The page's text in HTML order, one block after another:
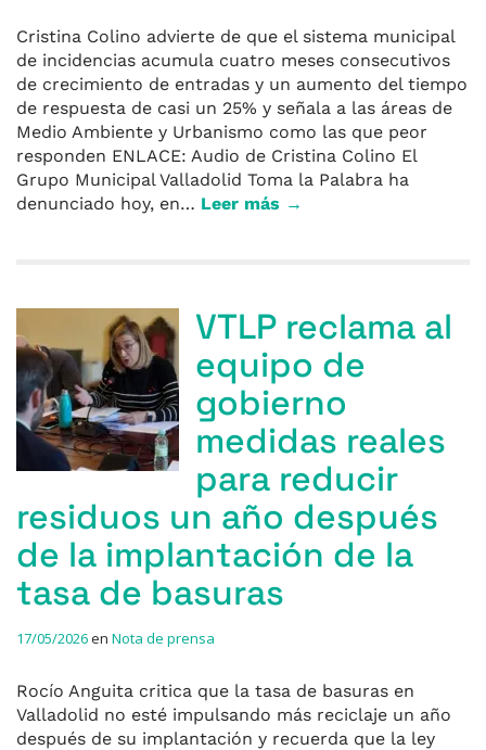
Cristina Colino advierte de que el sistema municipal
de incidencias acumula cuatro meses consecutivos
de crecimiento de entradas y un aumento del tiempo
de respuesta de casi un 25% y señala a las áreas de
Medio Ambiente y Urbanismo como las que peor
responden ENLACE: Audio de Cristina Colino El
Grupo Municipal Valladolid Toma la Palabra ha
denunciado hoy, en… Leer más →
VTLP reclama al
equipo de
gobierno
medidas reales
para reducir
residuos un año después
de la implantación de la
tasa de basuras
17/05/2026en Nota de prensa
Rocío Anguita critica que la tasa de basuras en
Valladolid no esté impulsando más reciclaje un año
después de su implantación y recuerda que la ley